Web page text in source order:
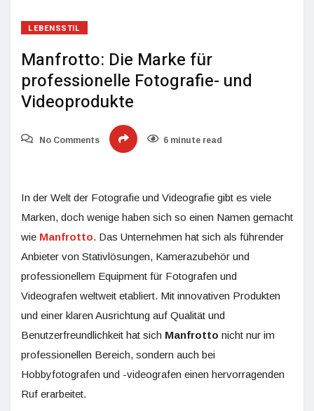
LEBENSSTIL
Manfrotto: Die Marke für
professionelle Fotografie- und
Videoprodukte
No Comments 6 minute read
In der Welt der Fotografie und Videografie gibt es viele
Marken, doch wenige haben sich so einen Namen gemacht
wie Manfrotto. Das Unternehmen hat sich als führender
Anbieter von Stativlösungen, Kamerazubehör und
professionellem Equipment für Fotografen und
Videografen weltweit etabliert. Mit innovativen Produkten
und einer klaren Ausrichtung auf Qualität und
Benutzerfreundlichkeit hat sich Manfrotto nicht nur im
professionellen Bereich, sondern auch bei
Hobbyfotografen und -videografen einen hervorragenden
Ruf erarbeitet.